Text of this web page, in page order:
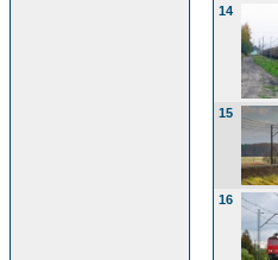
14
15
16